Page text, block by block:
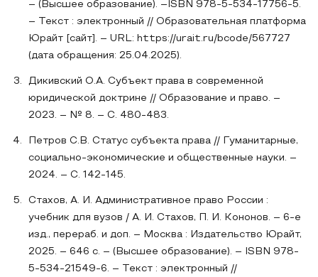
– (Высшее образование). –ISBN 978-5-534-17756-5.
– Текст : электронный // Образовательная платформа
Юрайт [сайт]. – URL: https://urait.ru/bcode/567727
(дата обращения: 25.04.2025).
Дикивский О.А. Субъект права в современной
юридической доктрине // Образование и право. –
2023. – № 8. – С. 480-483.
Петров С.В. Статус субъекта права // Гуманитарные,
социально-экономические и общественные науки. –
2024. – С. 142-145.
Стахов, А. И. Административное право России :
учебник для вузов / А. И. Стахов, П. И. Кононов. – 6-е
изд., перераб. и доп. – Москва : Издательство Юрайт,
2025. – 646 с. – (Высшее образование). – ISBN 978-
5-534-21549-6. – Текст : электронный //